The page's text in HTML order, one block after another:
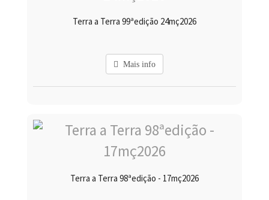
Terra a Terra 99ªedição 24mç2026
Mais info
Terra a Terra 98ªedição - 17mç2026